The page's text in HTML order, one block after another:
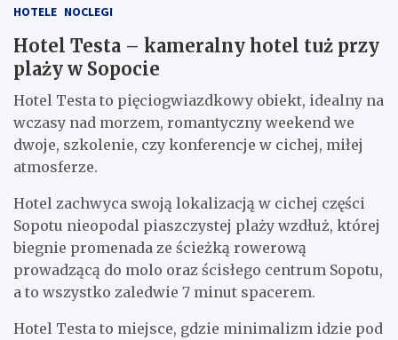
HOTELE NOCLEGI
Hotel Testa – kameralny hotel tuż przy
plaży w Sopocie
Hotel Testa to pięciogwiazdkowy obiekt, idealny na
wczasy nad morzem, romantyczny weekend we
dwoje, szkolenie, czy konferencje w cichej, miłej
atmosferze.
Hotel zachwyca swoją lokalizacją w cichej części
Sopotu nieopodal piaszczystej plaży wzdłuż, której
biegnie promenada ze ścieżką rowerową
prowadzącą do molo oraz ścisłego centrum Sopotu,
a to wszystko zaledwie 7 minut spacerem.
Hotel Testa to miejsce, gdzie minimalizm idzie pod